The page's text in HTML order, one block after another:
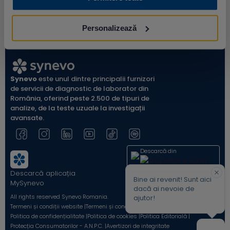
Personalizează
Synevoeste unul dintre principalii furnizori
de servicii de diagnostic de laborator din
România, oferind peste 2.500 de tipuri de
analize, de la teste uzuale la investigații
avansate.
Descarcă aplicația
MySynevo
Descarcă din
All rights reserved Synevo Romania.
Termeni și condiții website |Termeni și condiții Shop Online |
Politica de confidențialitate |Politica de cookies |Politica Editorială |
Protecția Consumatorilor - A.N.P.C. |Avertizori de integritate
Bine ai revenit! Sunt aici
dacă ai nevoie de
ajutor!